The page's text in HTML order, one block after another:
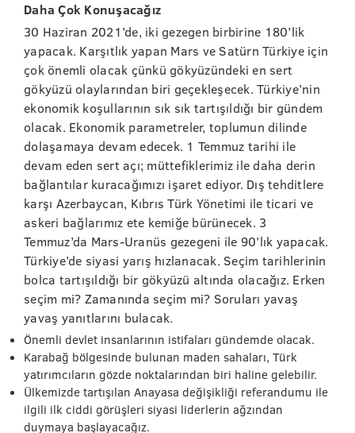
Daha Çok Konuşacağız
30 Haziran 2021’de, iki gezegen birbirine 180’lik
yapacak. Karşıtlık yapan Mars ve Satürn Türkiye için
çok önemli olacak çünkü gökyüzündeki en sert
gökyüzü olaylarından biri geçekleşecek. Türkiye’nin
ekonomik koşullarının sık sık tartışıldığı bir gündem
olacak. Ekonomik parametreler, toplumun dilinde
dolaşamaya devam edecek. 1 Temmuz tarihi ile
devam eden sert açı; müttefiklerimiz ile daha derin
bağlantılar kuracağımızı işaret ediyor. Dış tehditlere
karşı Azerbaycan, Kıbrıs Türk Yönetimi ile ticari ve
askeri bağlarımız ete kemiğe bürünecek. 3
Temmuz’da Mars-Uranüs gezegeni ile 90’lık yapacak.
Türkiye’de siyasi yarış hızlanacak. Seçim tarihlerinin
bolca tartışıldığı bir gökyüzü altında olacağız. Erken
seçim mi? Zamanında seçim mi? Soruları yavaş
yavaş yanıtlarını bulacak.
Önemli devlet insanlarının istifaları gündemde olacak.
Karabağ bölgesinde bulunan maden sahaları, Türk
yatırımcıların gözde noktalarından biri haline gelebilir.
Ülkemizde tartışılan Anayasa değişikliği referandumu ile
ilgili ilk ciddi görüşleri siyasi liderlerin ağzından
duymaya başlayacağız.